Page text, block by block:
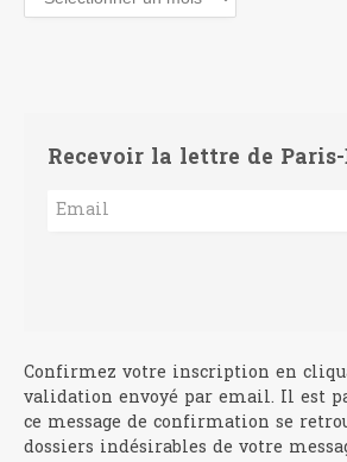
Recevoir la lettre de
Confirmez votre inscription en
validation envoyé par email. Il est
ce message de confirmation se
dossiers indésirables de votre